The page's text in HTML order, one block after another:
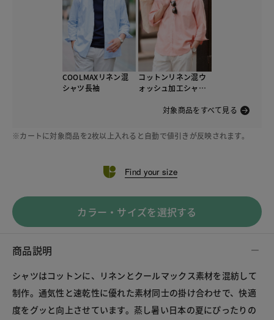
COOLMAXリネン混
シャツ長袖
コットンリネン混ウ
ォッシュ加工シャツ7
対象商品をすべて見る
※カートに対象商品を2枚以上入れると自動で値引きが反映されます。
Find your size
カラー・サイズを選択する
商品説明
シャツはコットンに、リネンとクールマックス素材を混紡して
制作。通気性と速乾性に優れた素材同士の掛け合わせで、快適
度をグッと向上させています。蒸し暑い日本の夏にぴったりの